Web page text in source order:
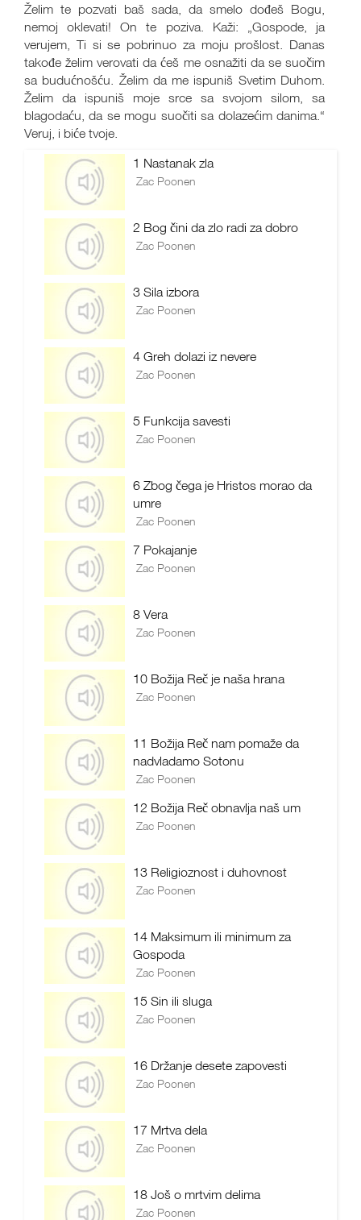
Želim te pozvati baš sada, da smelo dođeš Bogu,
nemoj oklevati! On te poziva. Kaži: „Gospode, ja
verujem, Ti si se pobrinuo za moju prošlost. Danas
takođe želim verovati da ćeš me osnažiti da se suočim
sa budućnošću. Želim da me ispuniš Svetim Duhom.
Želim da ispuniš moje srce sa svojom silom, sa
blagodaću, da se mogu suočiti sa dolazećim danima.“
Veruj, i biće tvoje.
1 Nastanak zla
Zac Poonen
2 Bog čini da zlo radi za dobro
Zac Poonen
3 Sila izbora
Zac Poonen
4 Greh dolazi iz nevere
Zac Poonen
5 Funkcija savesti
Zac Poonen
6 Zbog čega je Hristos morao da
umre
Zac Poonen
7 Pokajanje
Zac Poonen
8 Vera
Zac Poonen
10 Božija Reč je naša hrana
Zac Poonen
11 Božija Reč nam pomaže da
nadvladamo Sotonu
Zac Poonen
12 Božija Reč obnavlja naš um
Zac Poonen
13 Religioznost i duhovnost
Zac Poonen
14 Maksimum ili minimum za
Gospoda
Zac Poonen
15 Sin ili sluga
Zac Poonen
16 Držanje desete zapovesti
Zac Poonen
17 Mrtva dela
Zac Poonen
18 Još o mrtvim delima
Zac Poonen